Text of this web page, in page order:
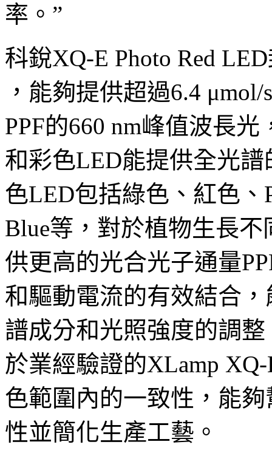
率。”
科銳XQ-E Photo Red
，能夠提供超過6.4
PPF的660 nm峰值波長
和彩色LED能提供全光
色LED包括綠色、紅色、
Blue等，對於植物生長
供更高的光合光子通量
和驅動電流的有效結合
譜成分和光照強度的調整
於業經驗證的XLamp
色範圍內的一致性，能
性並簡化生產工藝。